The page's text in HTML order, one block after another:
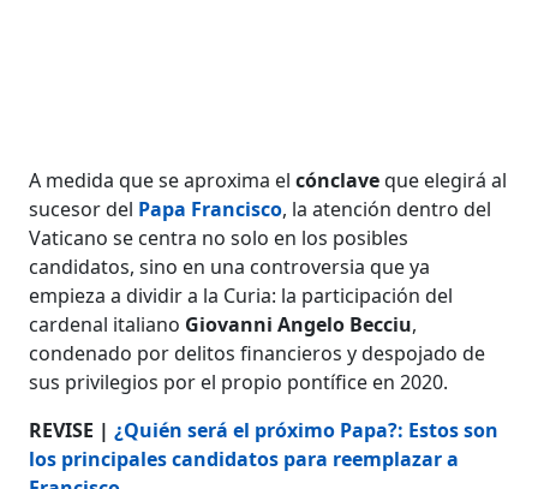
A medida que se aproxima elcónclaveque elegirá al
sucesor del Papa Francisco, la atención dentro del
Vaticano se centra no solo en los posibles
candidatos, sino en una controversia que ya
empieza a dividir a la Curia: la participación del
cardenal italiano Giovanni Angelo Becciu,
condenado por delitos financieros y despojado de
sus privilegios por el propio pontífice en 2020.
REVISE |¿Quién será el próximo Papa?: Estos son
los principales candidatos para reemplazar a